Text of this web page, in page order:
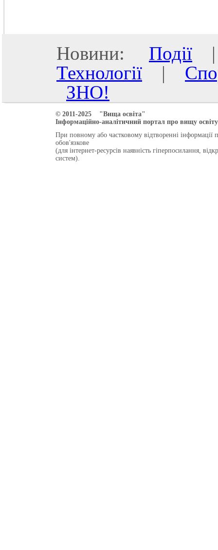
Новини: Події
Технології |
ЗНО!
© 2011-2025 "Вища освіта"
Інформаційно-аналітичний портал про вищу
При повному або частковому відтворенні інформації
обов'язкове
(для інтернет-ресурсів наявність гіперпосилання,
систем).